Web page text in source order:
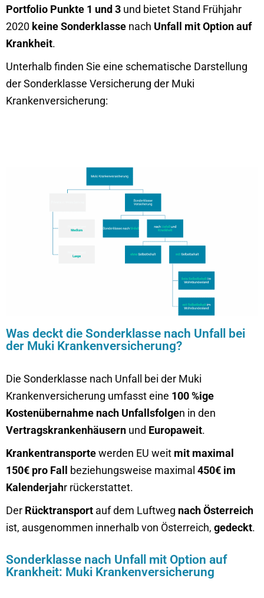
Portfolio Punkte 1 und 3 und bietet Stand Frühjahr
2020 keine Sonderklasse nach Unfall mit Option auf
Krankheit.
Unterhalb finden Sie eine schematische Darstellung
der Sonderklasse Versicherung der Muki
Krankenversicherung:
Was deckt die Sonderklasse nach Unfall bei
der Muki Krankenversicherung?
Die Sonderklasse nach Unfall bei der Muki
Krankenversicherung umfasst eine 100 %ige
Kostenübernahme nach Unfallsfolgen in den
Vertragskrankenhäusern und Europaweit.
Krankentransportewerden EU weit mit maximal
150€ pro Fall
beziehungsweise maximal 450€ im
Kalenderjahr rückerstattet.
Der Rücktransport auf dem Luftweg nach Österreich
ist, ausgenommen innerhalb von Österreich, gedeckt.
Sonderklasse nach Unfall mit Option auf
Krankheit: Muki Krankenversicherung